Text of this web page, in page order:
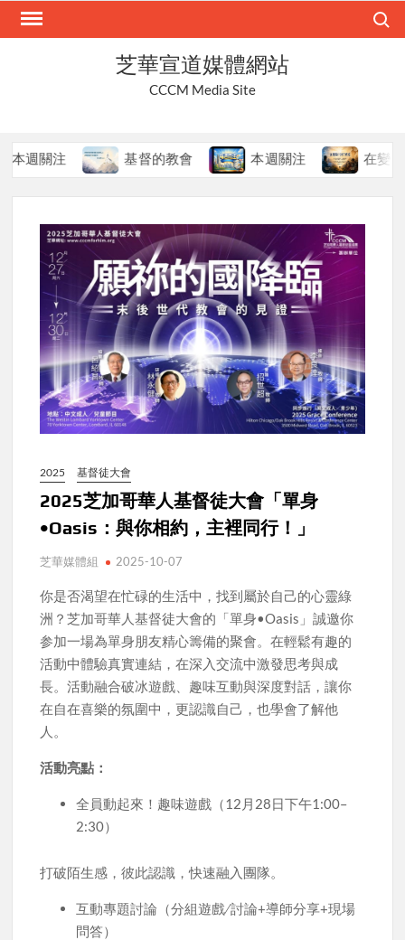
Skip
芝華宣道媒體網站
CCCM Media Site
關注 基督的教會 本週關注 在變局中
2025 基督徒大會
2025芝加哥華人基督徒大會「單身
•Oasis：與你相約，主裡同行！」
芝華媒體組 2025-10-07
你是否渴望在忙碌的生活中，找到屬於自己的心靈綠
洲？芝加哥華人基督徒大會的「單身•Oasis」誠邀你
参加一場為單身朋友精心籌備的聚會。在輕鬆有趣的
活動中體驗真實連結，在深入交流中激發思考與成
長。活動融合破冰遊戲、趣味互動與深度對話，讓你
在自在喜樂的氛圍中，更認識自己，也學會了解他
人。
活動亮點：
全員動起來！趣味遊戲（12月28日下午1:00–
2:30）
打破陌生感，彼此認識，快速融入團隊。
互動專題討論（分組遊戲 ∕ 討論+導師分享+現場
問答）